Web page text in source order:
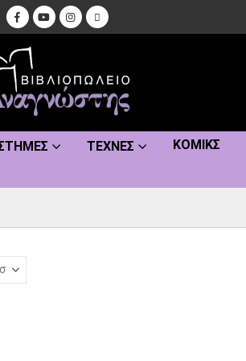
ΤΈΧΝΕΣ ΚΌΜΙΚΣ